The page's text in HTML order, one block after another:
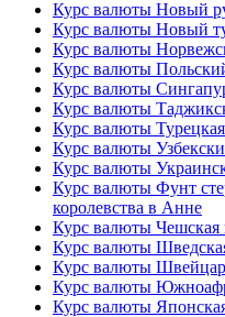
Курс валюты Новый
Курс валюты Новый
Курс валюты
Курс валюты
Курс валюты
Курс валюты
Курс валюты
Курс валюты
Курс валюты
Курс валюты Фунт
королевства в Анне
Курс валюты Чешская
Курс валюты
Курс валюты
Курс валюты
Курс валюты